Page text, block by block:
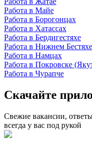
Работа в Майе
Работа в Борогонцах
Работа в Хатассах
Работа в Бердигестяхе
Работа в Нижнем Бестяхе
Работа в Намцах
Работа в Покровске
Работа в Чурапче
Скачайте
Свежие вакансии,
всегда у вас под рукой